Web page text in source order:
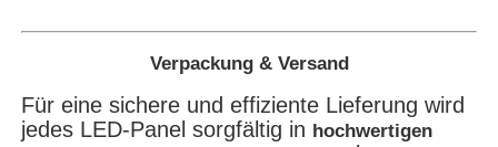
Verpackung & Versand
Für eine sichere und effiziente Lieferung wird
jedes LED-Panel sorgfältig in hochwertigen